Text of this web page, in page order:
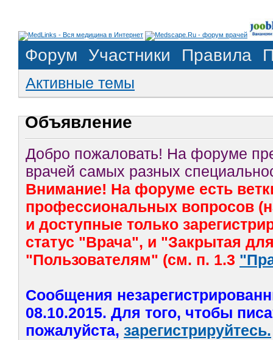
Форум Участники Правила
Активные темы
Объявление
Добро пожаловать! На форуме
врачей самых разных
Внимание! На форуме есть
профессиональных вопросов
и доступные только
статус "Врача", и "Закрытая
"Пользователям" (см. п. 1.3
Сообщения
08.10.2015. Для того, чтобы
пожалуйста, зарегистрируйтесь.